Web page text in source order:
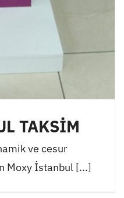
TAKSİM
ve cesur
Moxy İstanbul [...]